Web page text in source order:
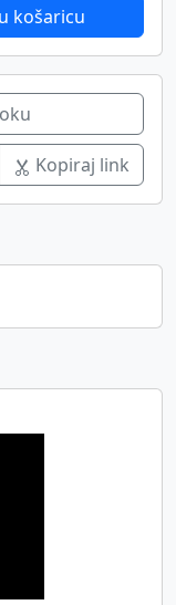
košaricu
Kopiraj link